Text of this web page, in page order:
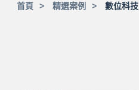
首頁 精選案例 數位科技